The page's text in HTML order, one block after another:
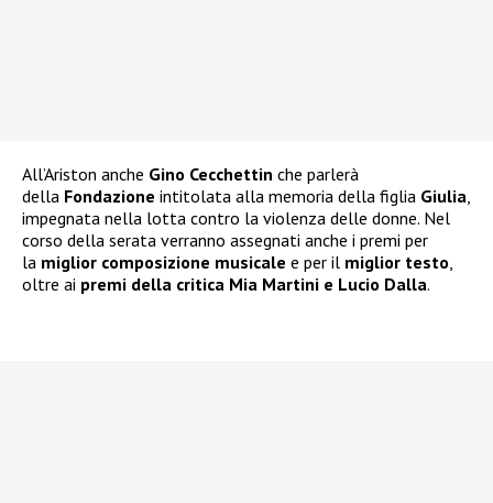
All’Ariston anche Gino Cecchettin che parlerà
della Fondazione intitolata alla memoria della figlia Giulia,
impegnata nella lotta contro la violenza delle donne. Nel
corso della serata verranno assegnati anche i premi per
la miglior composizione musicale e per il miglior testo,
oltre ai premi della critica Mia Martini e Lucio Dalla.